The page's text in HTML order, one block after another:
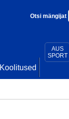
AUS
SPORT
Otsi mängijat
Koolitused